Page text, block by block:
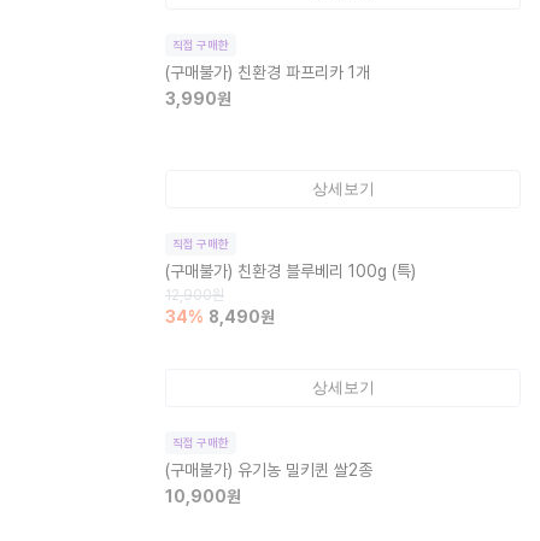
직접 구매한
(구매불가) 친환경 파프리카 1개
3,990원
상세보기
직접 구매한
(구매불가) 친환경 블루베리 100g (특)
12,900원
34% 8,490원
상세보기
직접 구매한
(구매불가) 유기농 밀키퀸 쌀2종
10,900원